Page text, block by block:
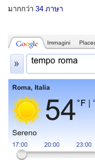
มากกว่า 34 ภาษา